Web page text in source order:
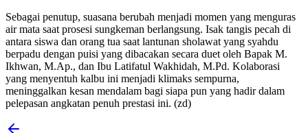
Sebagai penutup, suasana berubah menjadi momen yang menguras
air mata saat prosesi sungkeman berlangsung. Isak tangis pecah di
antara siswa dan orang tua saat lantunan sholawat yang syahdu
berpadu dengan puisi yang dibacakan secara duet oleh Bapak M.
Ikhwan, M.Ap., dan Ibu Latifatul Wakhidah, M.Pd. Kolaborasi
yang menyentuh kalbu ini menjadi klimaks sempurna,
meninggalkan kesan mendalam bagi siapa pun yang hadir dalam
pelepasan angkatan penuh prestasi ini. (zd)
Post